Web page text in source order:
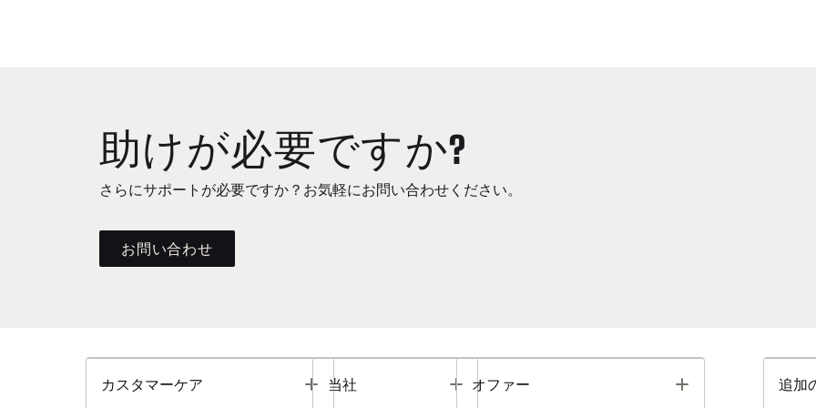
助けが必要ですか?
さらにサポートが必要ですか？お気軽にお問い合わせください。
お問い合わせ
カスタマーケア Toggle
当社 Toggle
オファー Toggle 追加